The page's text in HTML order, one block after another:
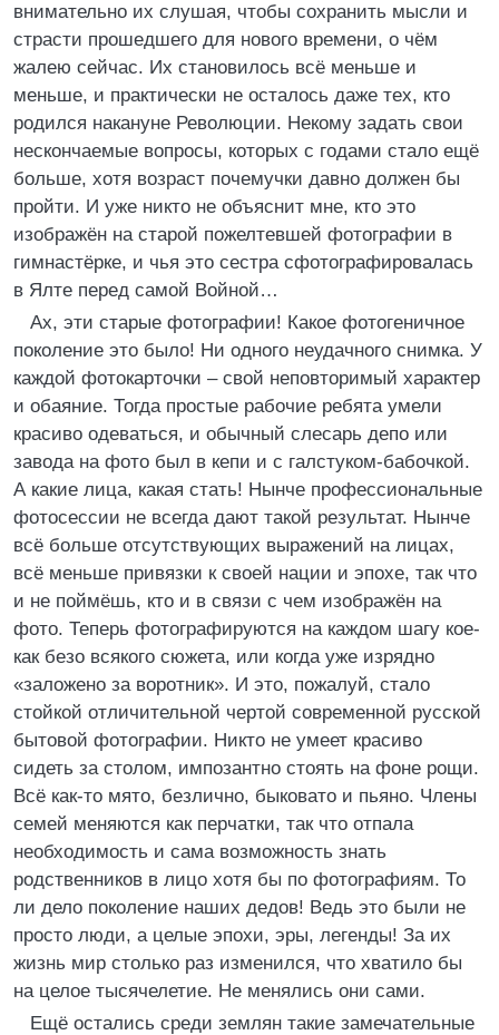
внимательно их слушая, чтобы сохранить мысли и
страсти прошедшего для нового времени, о чём
жалею сейчас. Их становилось всё меньше и
меньше, и практически не осталось даже тех, кто
родился накануне Революции. Некому задать свои
нескончаемые вопросы, которых с годами стало ещё
больше, хотя возраст почемучки давно должен бы
пройти. И уже никто не объяснит мне, кто это
изображён на старой пожелтевшей фотографии в
гимнастёрке, и чья это сестра сфотографировалась
в Ялте перед самой Войной…
Ах, эти старые фотографии! Какое фотогеничное
поколение это было! Ни одного неудачного снимка. У
каждой фотокарточки – свой неповторимый характер
и обаяние. Тогда простые рабочие ребята умели
красиво одеваться, и обычный слесарь депо или
завода на фото был в кепи и с галстуком-бабочкой.
А какие лица, какая стать! Нынче профессиональные
фотосессии не всегда дают такой результат. Нынче
всё больше отсутствующих выражений на лицах,
всё меньше привязки к своей нации и эпохе, так что
и не поймёшь, кто и в связи с чем изображён на
фото. Теперь фотографируются на каждом шагу кое-
как безо всякого сюжета, или когда уже изрядно
«заложено за воротник». И это, пожалуй, стало
стойкой отличительной чертой современной русской
бытовой фотографии. Никто не умеет красиво
сидеть за столом, импозантно стоять на фоне рощи.
Всё как-то мято, безлично, быковато и пьяно. Члены
семей меняются как перчатки, так что отпала
необходимость и сама возможность знать
родственников в лицо хотя бы по фотографиям. То
ли дело поколение наших дедов! Ведь это были не
просто люди, а целые эпохи, эры, легенды! За их
жизнь мир столько раз изменился, что хватило бы
на целое тысячелетие. Не менялись они сами.
Ещё остались среди землян такие замечательные